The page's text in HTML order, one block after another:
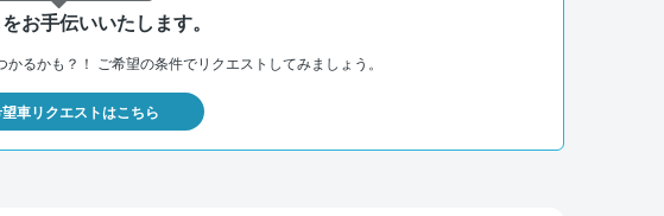
お手伝いいたします。
るかも？！ ご希望の条件でリクエストしてみましょう。
車リクエストはこちら